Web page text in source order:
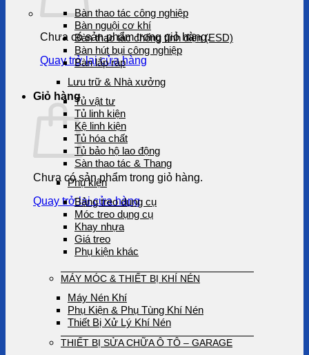
Chưa có sản phẩm trong giỏ hàng.
Quay trở lại cửa hàng
Giỏ hàng
Chưa có sản phẩm trong giỏ hàng.
Quay trở lại cửa hàng
Bàn thao tác công nghiệp
Bàn nguội cơ khí
Bàn thao tác chống tĩnh điện (ESD)
Bàn hút bụi công nghiệp
Bàn lắp ráp
Lưu trữ & Nhà xưởng
Tủ vật tư
Tủ linh kiện
Kệ linh kiện
Tủ hóa chất
Tủ bảo hộ lao động
Sàn thao tác & Thang
Phụ kiện
Bảng treo dụng cụ
Móc treo dụng cụ
Khay nhựa
Giá treo
Phụ kiện khác
MÁY MÓC & THIẾT BỊ KHÍ NÉN
Máy Nén Khí
Phụ Kiện & Phụ Tùng Khí Nén
Thiết Bị Xử Lý Khí Nén
THIẾT BỊ SỬA CHỮA Ô TÔ – GARAGE